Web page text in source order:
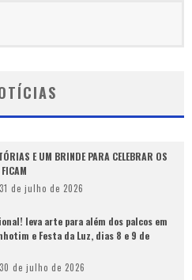
E UM BRINDE PARA CELEBRAR OS
31 de julho de 2026
leva arte para além dos palcos em
e Festa da Luz, dias 8 e 9 de
30 de julho de 2026